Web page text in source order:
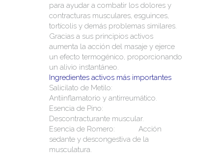
para ayudar a combatir los dolores y
contracturas musculares, esguinces,
tortícolis y demás problemas similares.
Gracias a sus principios activos
aumenta la acción del masaje y ejerce
un efecto termogénico, proporcionando
un alivio instantáneo.
Ingredientes activos más importantes
Salicilato de Metilo:
Antiinflamatorio y antirreumático.
Esencia de Pino:
Descontracturante muscular.
Esencia de Romero: Acción
sedante y descongestiva de la
musculatura.